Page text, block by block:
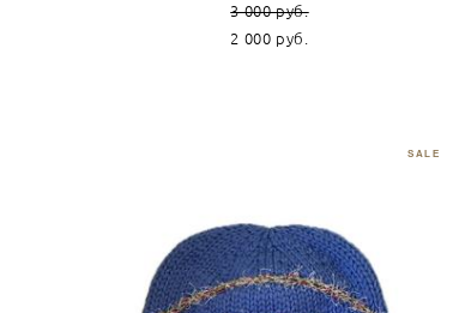
3 000 pуб.
2 000 pуб.
SALE